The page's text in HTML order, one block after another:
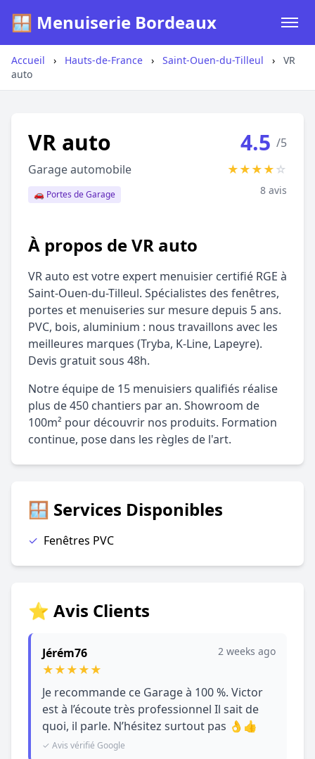
🪟 Menuiserie Bordeaux
Accueil › Hauts-de-France › Saint-Ouen-du-Tilleul ›
VR
auto
VR auto
Garage automobile
🚗 Portes de Garage
4.5 /5
★★★★☆
8 avis
À propos de VR auto
VR auto est votre expert menuisier certifié RGE à
Saint-Ouen-du-Tilleul. Spécialistes des fenêtres,
portes et menuiseries sur mesure depuis 5 ans.
PVC, bois, aluminium : nous travaillons avec les
meilleures marques (Tryba, K-Line, Lapeyre).
Devis gratuit sous 48h.
Notre équipe de 15 menuisiers qualifiés réalise
plus de 450 chantiers par an. Showroom de
100m² pour découvrir nos produits. Formation
continue, pose dans les règles de l'art.
🪟 Services Disponibles
✓ Fenêtres PVC
⭐ Avis Clients
Jérém76
★★★★★
2 weeks ago
Je recommande ce Garage à 100 %. Victor
est à l’écoute très professionnel Il sait de
quoi, il parle. N’hésitez surtout pas 👌👍
✓ Avis vérifié Google